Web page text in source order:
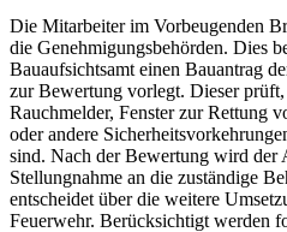
Die Mitarbeiter im Vorbeugenden
die Genehmigungsbehörden. Dies
Bauaufsichtsamt einen Bauantrag
zur Bewertung vorlegt. Dieser
Rauchmelder, Fenster zur Rettung
oder andere
sind. Nach der Bewertung wird der
Stellungnahme an die zuständige
entscheidet über die weitere
Feuerwehr. Berücksichtigt werden